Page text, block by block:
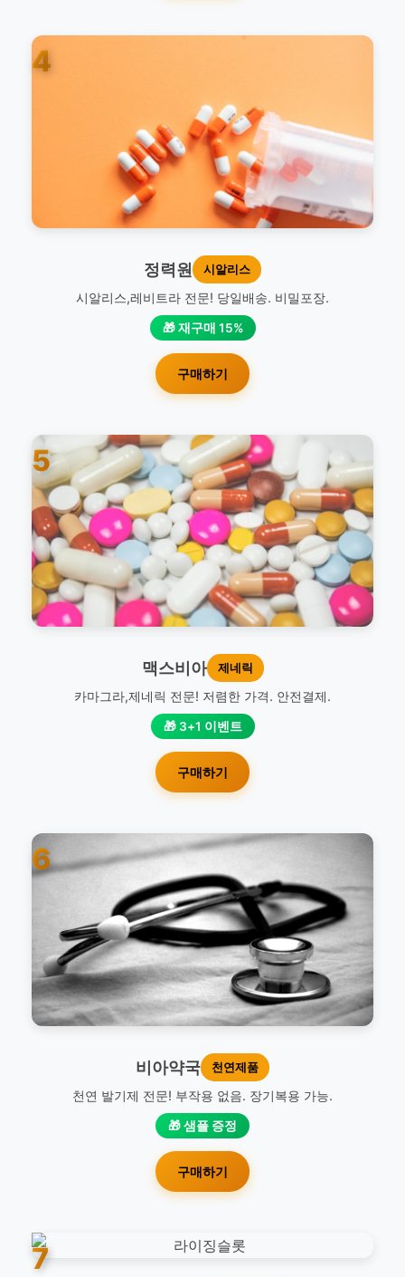
4
정력원 시알리스
시알리스,레비트라 전문! 당일배송. 비밀포장.
🎁 재구매 15%
구매하기
5
맥스비아 제네릭
카마그라,제네릭 전문! 저렴한 가격. 안전결제.
🎁 3+1 이벤트
구매하기
6
비아약국 천연제품
천연 발기제 전문! 부작용 없음. 장기복용 가능.
🎁 샘플 증정
구매하기
7